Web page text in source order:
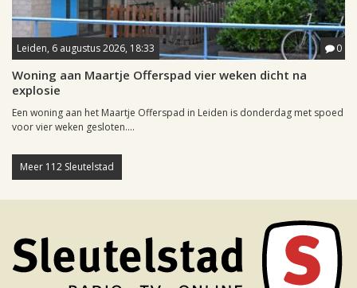
Leiden, 6 augustus 2026, 18:33 0
Woning aan Maartje Offerspad vier weken dicht na
explosie
Een woning aan het Maartje Offerspad in Leiden is donderdag met spoed
voor vier weken gesloten....
Meer 112 Sleutelstad